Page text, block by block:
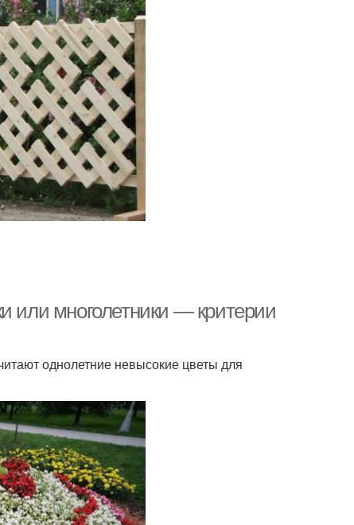
или многолетники — критерии
однолетние невысокие цветы для